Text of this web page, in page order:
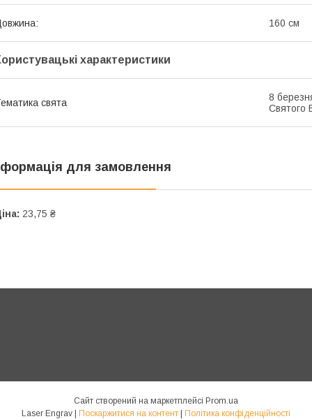
160 см
характеристики
свята
8
Святого
для замовлення
23,75 ₴
Сайт створений на маркетплейсі Prom.ua
Поскаржитися на контент Політика конфіденційності